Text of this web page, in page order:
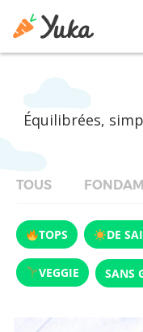
Équilibrées,
TOUS
TOPS DE
VEGGIE SANS